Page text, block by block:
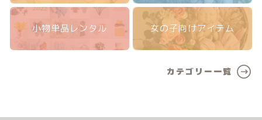
小物単品レンタル 女の子向けアイテム
カテゴリー一覧